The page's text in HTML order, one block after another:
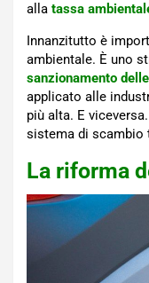
alla tassa
Innanzitutto è
ambientale. È uno
sanzionamento
applicato alle
più alta. E
sistema di scambio
La riforma